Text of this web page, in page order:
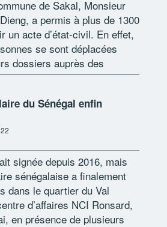
de Sakal, Monsieur
a permis à plus de 1300
un acte d’état-civil. En effet,
se sont déplacées
dossiers auprès des
[…]
du Sénégal enfin
signée depuis 2016, mais
sénégalaise a finalement
dans le quartier du Val
d’affaires NCI Ronsard,
en présence de plusieurs